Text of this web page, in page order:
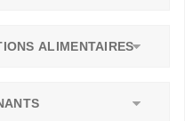
ALIMENTAIRES